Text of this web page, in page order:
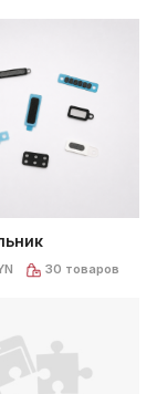
30 товаров